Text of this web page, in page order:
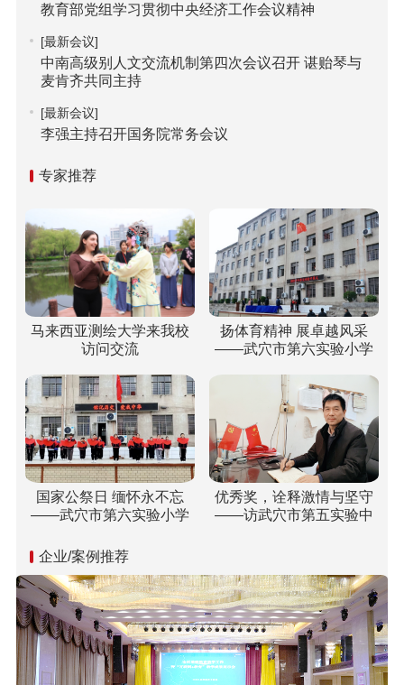
教育部党组学习贯彻中央经济工作会议精神
[最新会议]
中南高级别人文交流机制第四次会议召开 谌贻琴与
麦肯齐共同主持
[最新会议]
李强主持召开国务院常务会议
专家推荐
马来西亚测绘大学来我校
访问交流
扬体育精神 展卓越风采
——武穴市第六实验小学
园！
国家公祭日 缅怀永不忘
——武穴市第六实验小学
优秀奖，诠释激情与坚守
——访武穴市第五实验中
企业/案例推荐